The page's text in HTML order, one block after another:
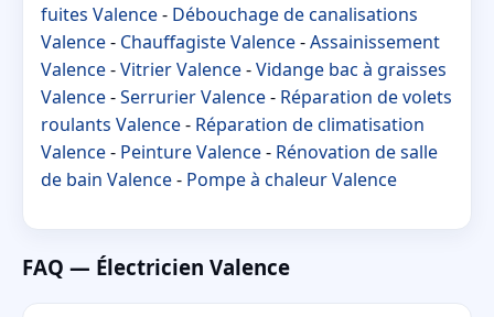
fuites Valence- Débouchage de canalisations
Valence- Chauffagiste Valence-Assainissement
Valence-Vitrier Valence-Vidange bac à graisses
Valence-Serrurier Valence- Réparation de volets
roulants Valence- Réparation de climatisation
Valence- Peinture Valence- Rénovation de salle
de bain Valence- Pompe à chaleur Valence
FAQ — Électricien Valence